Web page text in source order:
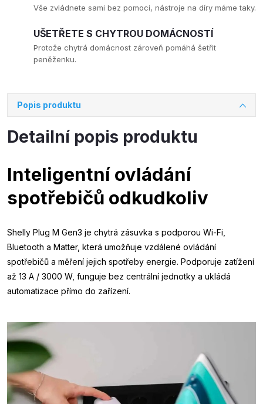
Vše zvládnete sami bez pomoci, nástroje na díry máme taky.
UŠETŘETE S CHYTROU DOMÁCNOSTÍ
Protože chytrá domácnost zároveň pomáhá šetřit
peněženku.
Popis produktu
Detailní popis produktu
Inteligentní ovládání
spotřebičů odkudkoliv
Shelly Plug M Gen3 je chytrá zásuvka s podporou Wi-Fi,
Bluetooth a Matter, která umožňuje vzdálené ovládání
spotřebičů a měření jejich spotřeby energie. Podporuje zatížení
až 13 A / 3000 W, funguje bez centrální jednotky a ukládá
automatizace přímo do zařízení.